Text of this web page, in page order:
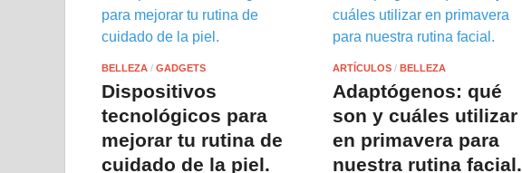
BELLEZA / GADGETS
Dispositivos
tecnológicos para
mejorar tu rutina de
cuidado de la piel.
ARTÍCULOS / BELLEZA
Adaptógenos: qué
son y cuáles utilizar
en primavera para
nuestra rutina facial.